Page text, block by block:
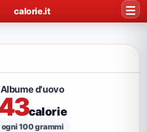
calorie.it
Albume d'uovo
calorie
ogni 100 grammi